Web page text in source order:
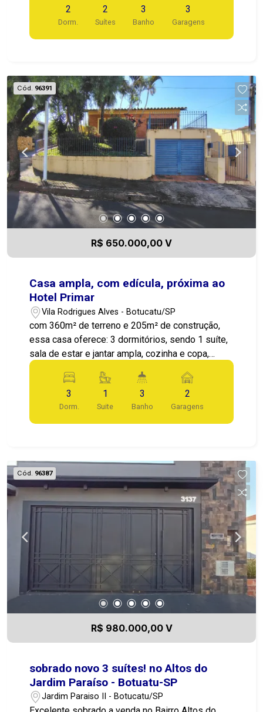
2
Dorm.
2
Suítes
3
Banho
3
Garagens
Cód. 96391
R$ 650.000,00 V
Casa ampla, com edícula, próxima ao
Hotel Primar
Vila Rodrigues Alves - Botucatu/SP
com 360m² de terreno e 205m² de construção,
essa casa oferece: 3 dormitórios, sendo 1 suíte,
sala de estar e jantar ampla, cozinha e copa,
varanda externa, área de serviço coberta, edícula
garagem para 2 carros Para agendar visita e
saber mais sobre essa residência, entre em
contato com Isabele (14)98250336
3
Dorm.
1
Suite
3
Banho
2
Garagens
Cód. 96387
R$ 980.000,00 V
sobrado novo 3 suítes! no Altos do
Jardim Paraíso - Botuatu-SP
Jardim Paraiso II - Botucatu/SP